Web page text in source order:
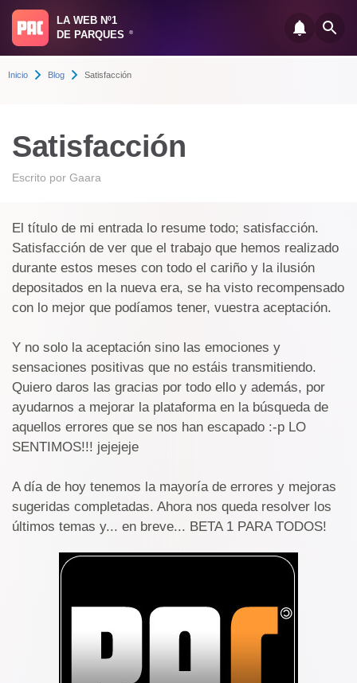
LA WEB Nº1
DE PARQUES
®
Inicio Blog Satisfacción
Satisfacción
Escrito por Gaara
El título de mi entrada lo resume todo; satisfacción.
Satisfacción de ver que el trabajo que hemos realizado
durante estos meses con todo el cariño y la ilusión
depositados en la nueva era, se ha visto recompensado
con lo mejor que podíamos tener, vuestra aceptación.
Y no solo la aceptación sino las emociones y
sensaciones positivas que no estáis transmitiendo.
Quiero daros las gracias por todo ello y además, por
ayudarnos a mejorar la plataforma en la búsqueda de
aquellos errores que se nos han escapado :-p LO
SENTIMOS!!! jejejeje
A día de hoy tenemos la mayoría de errores y mejoras
sugeridas completadas. Ahora nos queda resolver los
últimos temas y... en breve... BETA 1 PARA TODOS!